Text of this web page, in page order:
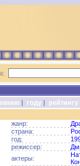
| году | рейтингу
жанр:
страна:
год:
режиссер:
актеры: